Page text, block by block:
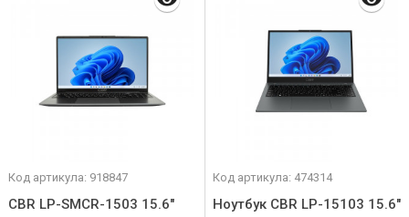
Код артикула: 918847
CBR LP-SMCR-1503 15.6"
Код артикула: 474314
Ноутбук CBR LP-15103 15.6"